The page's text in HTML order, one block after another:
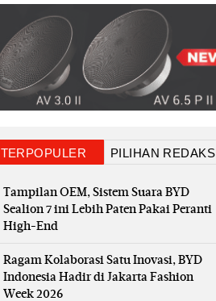
TERPOPULER PILIHAN REDAKSI
Tampilan OEM, Sistem Suara BYD
Sealion 7 ini Lebih Paten Pakai Peranti
High-End
Ragam Kolaborasi Satu Inovasi, BYD
Indonesia Hadir di Jakarta Fashion
Week 2026